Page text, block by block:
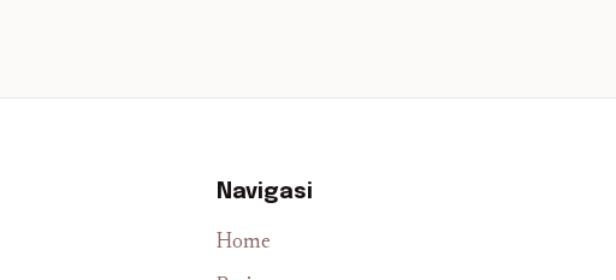
Navigasi
Home